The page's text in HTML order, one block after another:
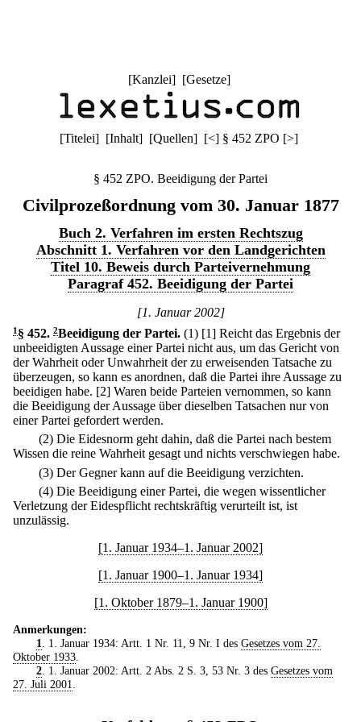
[Kanzlei] [Gesetze]
[Titelei] [Inhalt] [Quellen] [<] § 452 ZPO [>]
§ 452 ZPO. Beeidigung der Partei
Civilprozeßordnung vom 30. Januar 1877
Buch 2. Verfahren im ersten Rechtszug
Abschnitt 1. Verfahren vor den Landgerichten
Titel 10. Beweis durch Parteivernehmung
Paragraf 452. Beeidigung der Partei
[1. Januar 2002]
1 § 452. 2Beeidigung der Partei. (1) [1] Reicht das Ergebnis der
unbeeidigten Aussage einer Partei nicht aus, um das Gericht von
der Wahrheit oder Unwahrheit der zu erweisenden Tatsache zu
überzeugen, so kann es anordnen, daß die Partei ihre Aussage zu
beeidigen habe. [2] Waren beide Parteien vernommen, so kann
die Beeidigung der Aussage über dieselben Tatsachen nur von
einer Partei gefordert werden.
(2) Die Eidesnorm geht dahin, daß die Partei nach bestem
Wissen die reine Wahrheit gesagt und nichts verschwiegen habe.
(3) Der Gegner kann auf die Beeidigung verzichten.
(4) Die Beeidigung einer Partei, die wegen wissentlicher
Verletzung der Eidespflicht rechtskräftig verurteilt ist, ist
unzulässig.
[1. Januar 1934–1. Januar 2002]
[1. Januar 1900–1. Januar 1934]
[1. Oktober 1879–1. Januar 1900]
Anmerkungen:
1
. 1. Januar 1934: Artt. 1 Nr. 11, 9 Nr. I des Gesetzes vom 27.
Oktober 1933
2. 1. Januar 2002: Artt. 2 Abs. 2 S. 3, 53 Nr. 3 des Gesetzes vom
27. Juli 2001